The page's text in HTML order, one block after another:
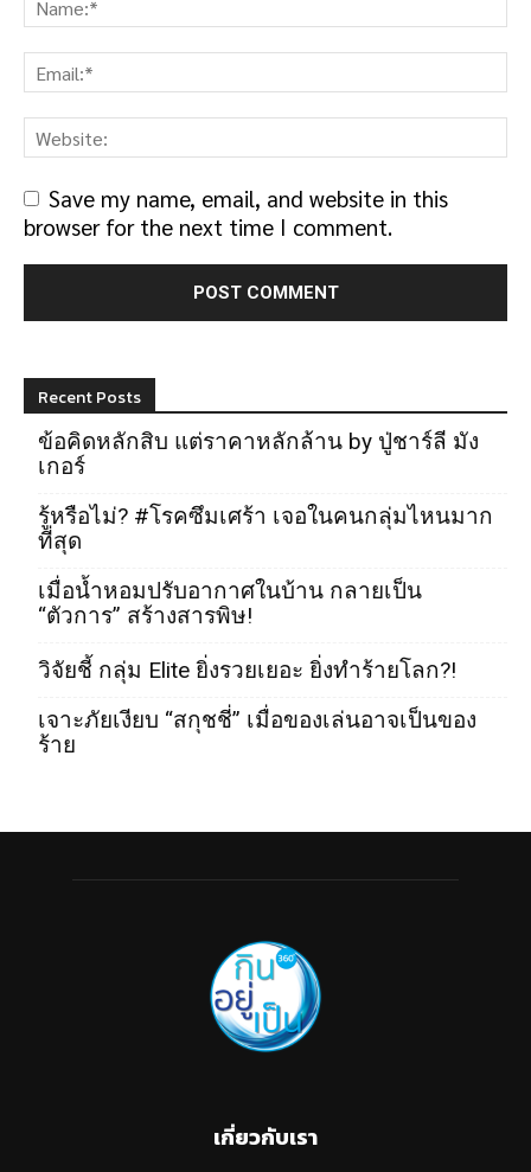
Save my name, email, and website in this
browser for the next time I comment.
Recent Posts
ข้อคิดหลักสิบ แต่ราคาหลักล้าน by ปู่ชาร์ลี มัง
เกอร์
รู้หรือไม่? #โรคซึมเศร้า เจอในคนกลุ่มไหนมาก
ที่สุด
เมื่อน้ำหอมปรับอากาศในบ้าน กลายเป็น
“ตัวการ” สร้างสารพิษ!
วิจัยชี้ กลุ่ม Elite ยิ่งรวยเยอะ ยิ่งทำร้ายโลก?!
เจาะภัยเงียบ “สกุชชี่” เมื่อของเล่นอาจเป็นของ
ร้าย
เกี่ยวกับเรา